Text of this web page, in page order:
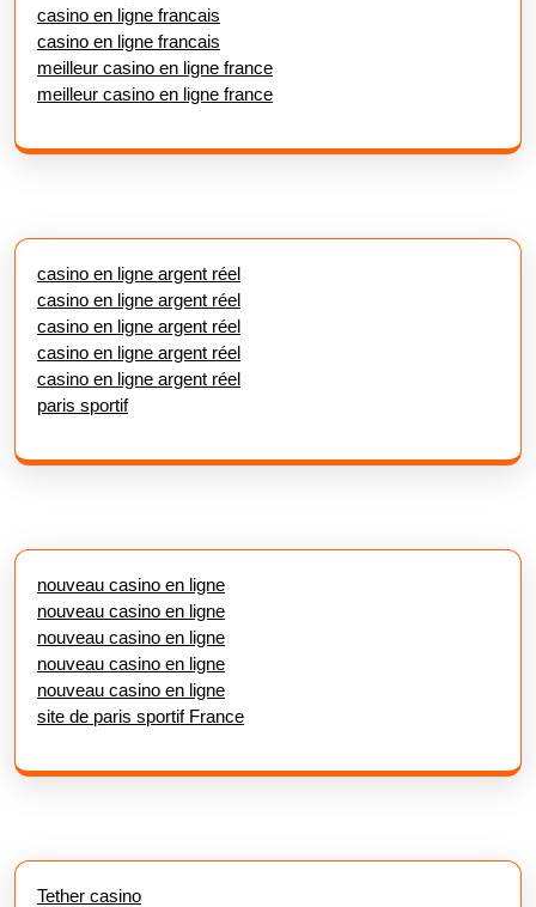
casino en ligne francais
casino en ligne francais
meilleur casino en ligne france
meilleur casino en ligne france
casino en ligne argent réel
casino en ligne argent réel
casino en ligne argent réel
casino en ligne argent réel
casino en ligne argent réel
paris sportif
nouveau casino en ligne
nouveau casino en ligne
nouveau casino en ligne
nouveau casino en ligne
nouveau casino en ligne
site de paris sportif France
Tether casino